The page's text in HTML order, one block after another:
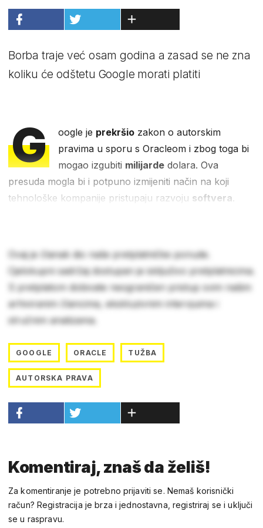
Borba traje već osam godina a zasad se ne zna
koliku će odštetu Google morati platiti
G oogle je prekršio zakon o autorskim
pravima u sporu s Oracleom i zbog toga bi
mogao izgubiti milijarde dolara. Ova
presuda mogla bi i potpuno izmijeniti način na koji
tehnološke kompanije pristupaju razvoju softvera
Ovaj je članak dio naše pretplatničke ponude.
Cjelokupni sadržaj dostupan je isključivo pretplatnicima.
S pretplatom dobivate neograničen pristup svim našim
arhiviranim člancima, ekskluzivnim intervjuima i
stručnim analizama.
GOOGLE ORACLE TUŽBA
AUTORSKA PRAVA
Komentiraj, znaš da želiš!
Za komentiranje je potrebno prijaviti se. Nemaš korisnički
račun? Registracija je brza i jednostavna, registriraj se i uključi
se u raspravu.